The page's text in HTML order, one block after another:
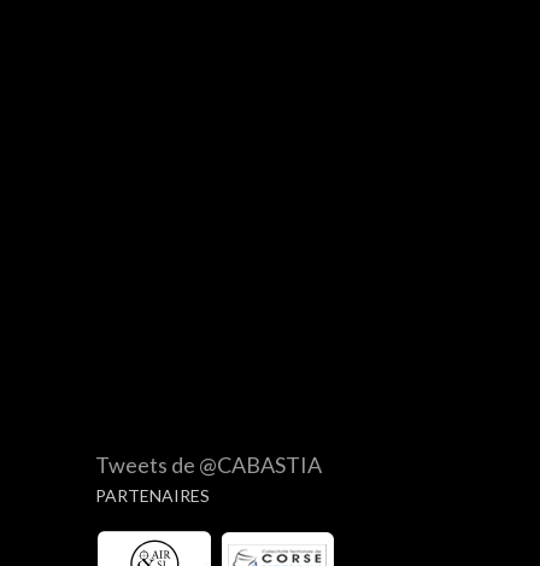
Tweets de @CABASTIA
PARTENAIRES